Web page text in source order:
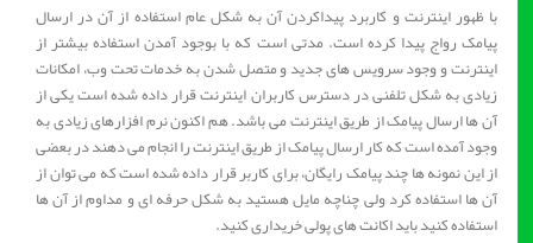
با ظهور اینترنت و کاربرد پیداکردن آن به شکل عام استفاده از آن در ارسال
پیامک رواج پیدا کرده است. مدتی است که با بوجود آمدن استفاده بیشتر از
اینترنت و وجود سرویس های جدید و متصل شدن به خدمات تحت وب، امکانات
زیادی به شکل تلفنی در دسترس کاربران اینترنت قرار داده شده است یکی از
آن ها ارسال پیامک از طریق اینترنت می باشد. هم اکنون نرم افزارهای زیادی به
وجود آمده است که کار ارسال پیامک از طریق اینترنت را انجام می دهند در بعضی
از این نمونه ها چند پیامک رایگان، برای کاربر قرار داده شده است که می توان از
آن ها استفاده کرد ولی چناچه مایل هستید به شکل حرفه ای و مداوم از آن ها
استفاده کنید باید اکانت های پولی خریداری کنید.